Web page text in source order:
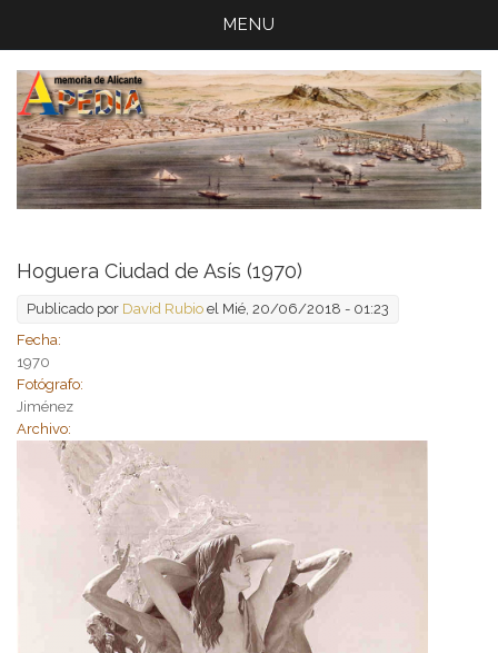
MENU
Hoguera Ciudad de Asís (1970)
Publicado por David Rubio el Mié, 20/06/2018 - 01:23
Fecha:
1970
Fotógrafo:
Jiménez
Archivo: